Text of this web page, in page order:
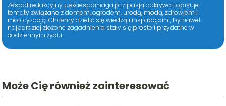
Zespół redakcyjny pekaespomaga.pl z pasją odkrywa i opisuje
tematy związane z domem, ogrodem, urodą, modą, zdrowiem i
motoryzacją. Chcemy dzielić się wiedzą i inspiracjami, by nawet
najbardziej złożone zagadnienia stały się proste i przydatne w
codziennym życiu.
Może Cię również zainteresować